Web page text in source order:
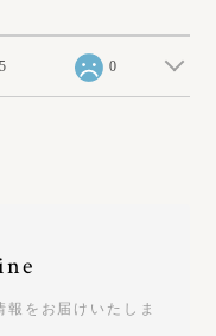
5 0
をお届けいたしま